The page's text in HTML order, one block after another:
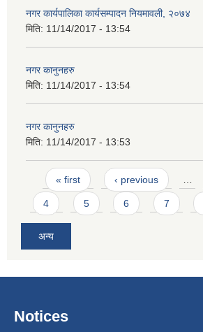
नगर कार्यपालिका कार्यसम्पादन नियमावली, २०७४
मिति: 11/14/2017 - 13:54
नगर कानुनहरु
मिति: 11/14/2017 - 13:54
नगर कानुनहरु
मिति: 11/14/2017 - 13:53
Pages
« first ‹ previous
4 5 6 7
अन्य
Notices